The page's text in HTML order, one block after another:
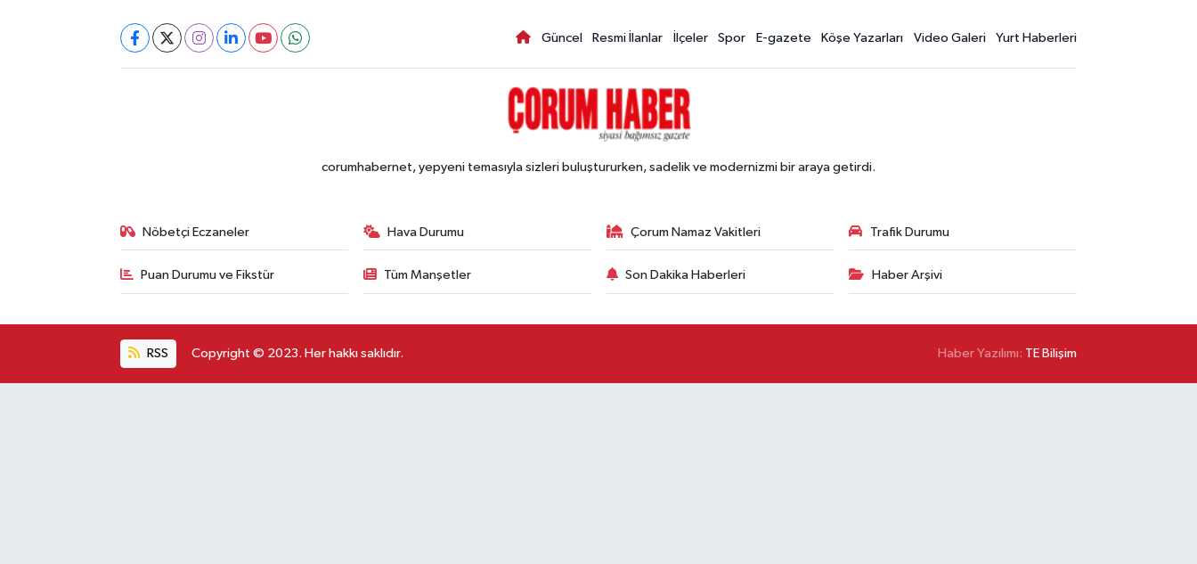
Güncel Resmi İlanlar İlçeler Spor E-gazete Köşe Yazarları Video Galeri Yurt Haberleri
corumhabernet, yepyeni temasıyla sizleri buluştururken, sadelik ve modernizmi bir araya getirdi.
Nöbetçi Eczaneler Hava Durumu Çorum Namaz Vakitleri Trafik Durumu
Puan Durumu ve Fikstür Tüm Manşetler Son Dakika Haberleri Haber Arşivi
RSS Copyright © 2023. Her hakkı saklıdır. Haber Yazılımı: TE Bilişim